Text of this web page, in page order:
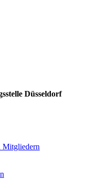
Düsseldorf
Mitgliedern